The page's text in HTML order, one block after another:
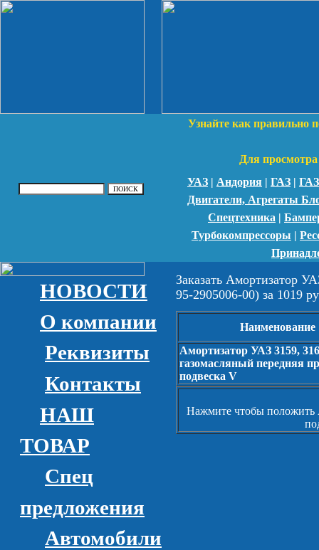
Узнайте как правильно
Для
УАЗ | Андория | ГАЗ |
Двигатели, Агрегаты
Спецтехника |
Турбокомпрессоры |
НОВОСТИ
О компании
Реквизиты
Контакты
НАШ
ТОВАР
Спец
предложения
Автомобили
Заказать Амортизатор
95-2905006-00) за 1019
Наименование
Амортизатор УАЗ 3159,
газомасляный передняя
подвеска V
Нажмите чтобы положить